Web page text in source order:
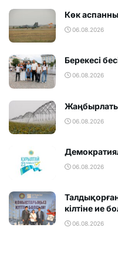
Көк
06.08.2026
Берекесі
06.08.2026
06.08.2026
06.08.2026
кілтіне ие
06.08.2026